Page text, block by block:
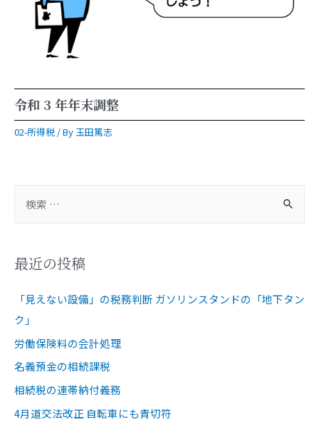
令和 3 年年末調整
02-所得税 / By 玉田篤志
最近の投稿
「見えない設備」の税務判断 ガソリンスタンドの「地下タン
ク」
労働保険料の会計処理
名義預金の相続課税
相続税の連帯納付義務
4月道交法改正 自転車にも青切符